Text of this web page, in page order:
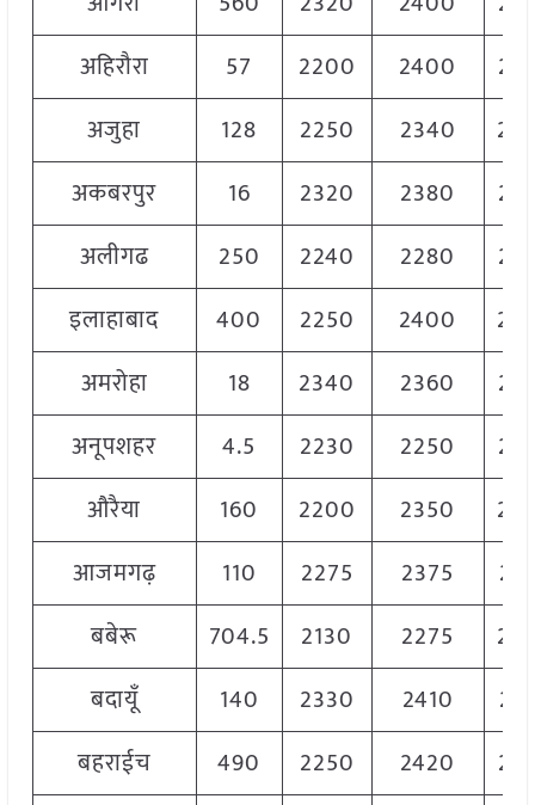
अहिरौरा
57 2200 2400
अजुहा
128 2250 2340
अकबरपुर
16 2320 2380
अलीगढ
250 2240 2280
इलाहाबाद
400 2250 2400
अमरोहा
18 2340 2360
अनूपशहर
4.5 2230 2250
औरैया
160 2200 2350
आजमगढ़
110 2275 2375
बबेरू
704.5 2130 2275
बदायूँ
140 2330 2410
बहराईच
490 2250 2420